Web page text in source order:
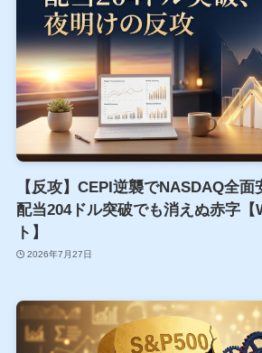
【反攻】CEPI逆襲でNASDAQ全
配当204ドル突破でも消えぬ赤字【
ト】
2026年7月27日